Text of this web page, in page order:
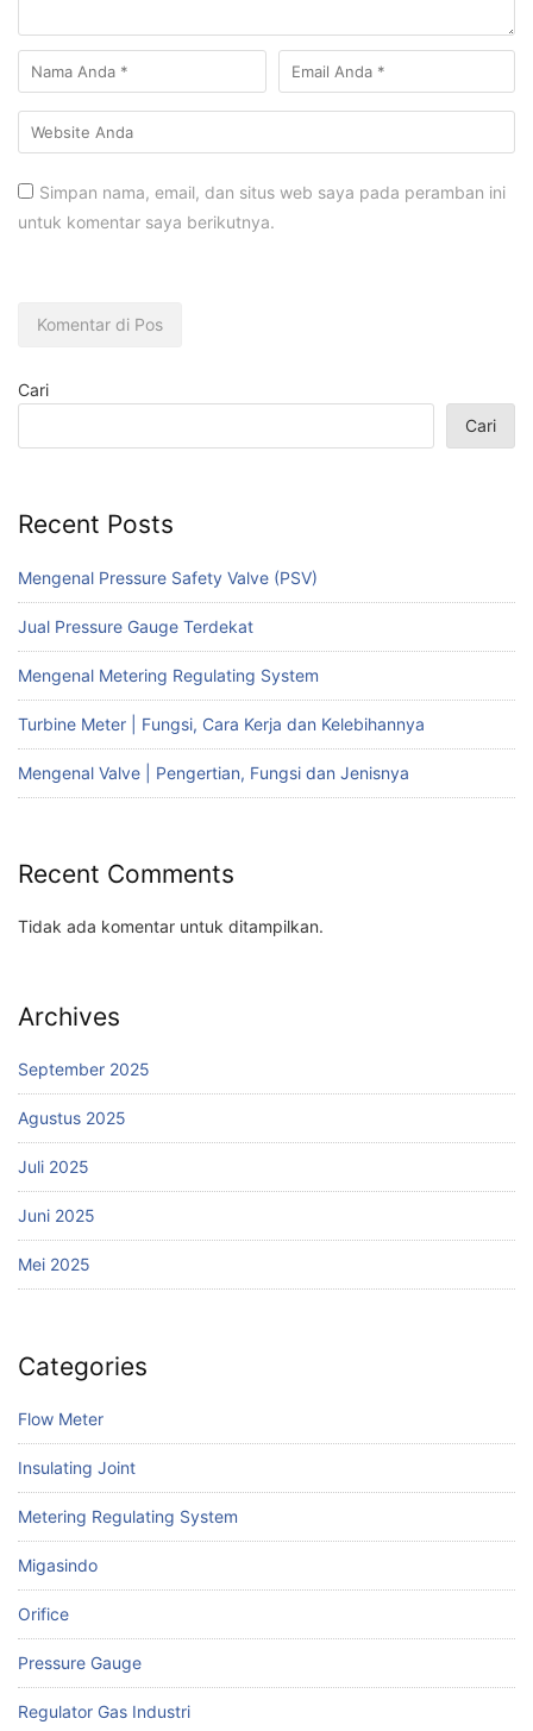
Simpan nama, email, dan situs web saya pada peramban ini
untuk komentar saya berikutnya.
Cari
Cari
Recent Posts
Mengenal Pressure Safety Valve (PSV)
Jual Pressure Gauge Terdekat
Mengenal Metering Regulating System
Turbine Meter | Fungsi, Cara Kerja dan Kelebihannya
Mengenal Valve | Pengertian, Fungsi dan Jenisnya
Recent Comments
Tidak ada komentar untuk ditampilkan.
Archives
September 2025
Agustus 2025
Juli 2025
Juni 2025
Mei 2025
Categories
Flow Meter
Insulating Joint
Metering Regulating System
Migasindo
Orifice
Pressure Gauge
Regulator Gas Industri